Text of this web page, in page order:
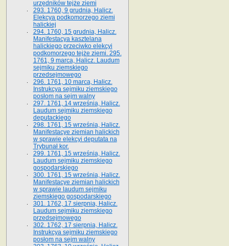
urzędników tejże ziemi
293. 1760, 9 grudnia, Halicz.
Elekcya podkomorzego ziemi
halickiej
294. 1760, 15 grudnia, Halicz.
Manifestacya kasztelana
halickiego przeciwko elekcyi
podkomorzego tejże ziemi. 295.
1761, 9 marca, Halicz. Laudum
sejmiku ziemskiego
przedsejmowego
296. 1761, 10 marca, Halicz.
Instrukcya sejmiku ziemskiego
posłom na sejm walny
297. 1761, 14 września, Halicz.
Laudum sejmiku ziemskiego
deputackiego
298. 1761, 15 września, Halicz.
Manifestacye ziemian halickich
w sprawie elekcyi deputata na
Trybunał kor.
299. 1761, 15 września, Halicz.
Laudum sejmiku ziemskiego
gospodarskiego
300. 1761, 15 września, Halicz.
Manifestacye ziemian halickich
w sprawie laudum sejmiku
ziemskiego gospodarskiego
301. 1762, 17 sierpnia, Halicz.
Laudum sejmiku ziemskiego
przedsejmowego
302. 1762, 17 sierpnia, Halicz.
Instrukcya sejmiku ziemskiego
posłom na sejm walny